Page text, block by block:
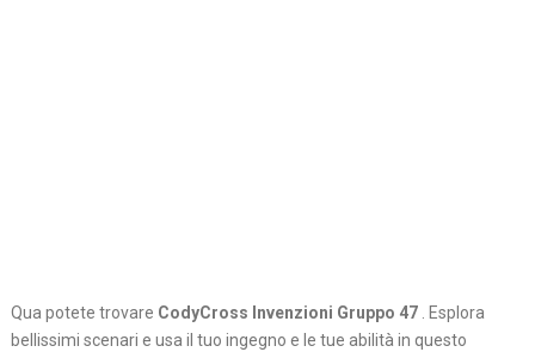
Qua potete trovare CodyCross Invenzioni Gruppo 47 . Esplora
bellissimi scenari e usa il tuo ingegno e le tue abilità in questo